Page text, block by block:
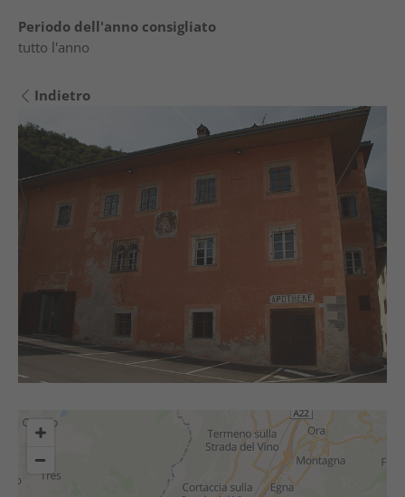
Periodo dell'anno consigliato
tutto l'anno
Indietro